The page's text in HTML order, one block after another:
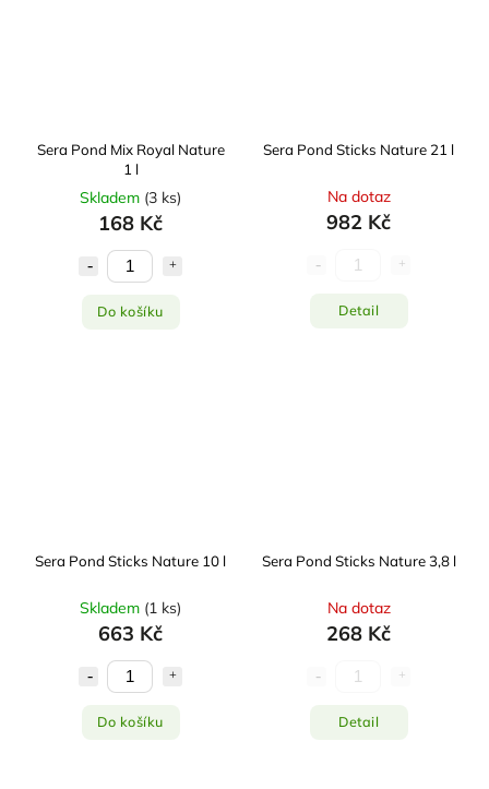
Sera Pond Mix Royal Nature
1 l
Skladem (3 ks)
168 Kč
Do košíku
Sera Pond Sticks Nature 21 l
Na dotaz
982 Kč
Detail
Sera Pond Sticks Nature 10 l
Skladem (1 ks)
663 Kč
Do košíku
Sera Pond Sticks Nature 3,8 l
Na dotaz
268 Kč
Detail